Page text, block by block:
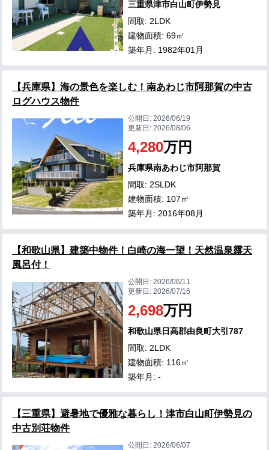
三重県津市白山町伊勢見
間取: 2LDK
建物面積: 69㎡
築年月: 1982年01月
【兵庫県】海の景色を楽しむ！南あわじ市阿那賀の中古
ログハウス物件
公開日:2026/06/19
更新日:2026/08/06
4,280万円
兵庫県南あわじ市阿那賀
間取: 2SLDK
建物面積: 107㎡
築年月: 2016年08月
【和歌山県】建築中物件！白崎の海一望！天然温泉露天
風呂付！
公開日:2026/06/11
更新日:2026/07/16
2,698万円
和歌山県日高郡由良町大引787
間取: 2LDK
建物面積: 116㎡
築年月: -
【三重県】避暑地で優雅な暮らし！津市白山町伊勢見の
中古別荘物件
公開日:2026/06/07